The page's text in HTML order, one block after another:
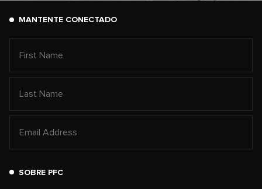
MANTENTE CONECTADO
SOBRE PFC